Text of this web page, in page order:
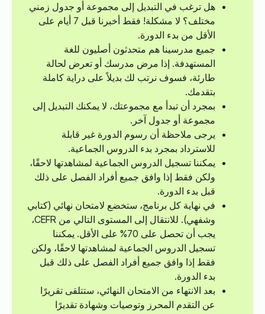
هل ترغب في التبديل إلى مجموعة أو جدول زمني
مختلف؟ لا مشكلة! فقط أخبرنا قبل 7 أيام على
الأقل من بدء الدورة.
جميع مدرسينا هم متحدثون أصليون للغة
المستهدفة. إذا مرض مدرسك أو تعرض لحالة
طارئة، فسوف نرتب لك بديلاً على دراية كاملة
بتقدمك.
بمجرد أن تبدأ مع مجموعتك، لا يمكنك التبديل إلى
مجموعة أو جدول آخر.
يرجى ملاحظة أن رسوم الدورة غير قابلة
للاسترداد بمجرد بدء الدروس الجماعية.
يمكننا تسجيل الدروس الجماعية لمشاهدتها لاحقًا،
ولكن فقط إذا وافق جميع أفراد الفصل على ذلك
قبل بدء الدورة.
في نهاية كل برنامج، ستخضع لامتحان نهائي (كتابي
وشفهي). للانتقال إلى المستوى التالي من CEFR،
يجب أن تحصل على 70% على الأقل. يمكننا
تسجيل الدروس الجماعية لمشاهدتها لاحقًا، ولكن
فقط إذا وافق جميع أفراد الفصل على ذلك قبل
بدء الدورة.
بعد الانتهاء من الامتحان النهائي، ستتلقى تقريرًا
عن التقدم المحرز وتوصيات وشهادة تقديرًا